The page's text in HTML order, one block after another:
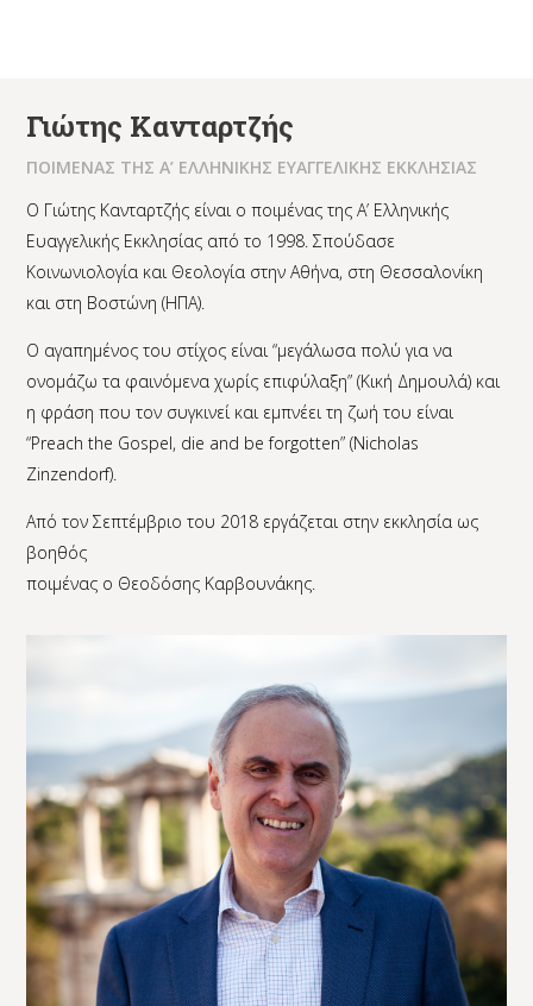
Γιώτης Κανταρτζής
ΠΟΙΜΕΝΑΣ ΤΗΣ Α’ ΕΛΛΗΝΙΚΗΣ ΕΥΑΓΓΕΛΙΚΗΣ ΕΚΚΛΗΣΙΑΣ
Ο Γιώτης Κανταρτζής είναι ο ποιμένας της Α’ Ελληνικής
Ευαγγελικής Εκκλησίας από το 1998. Σπούδασε
Κοινωνιολογία και Θεολογία στην Αθήνα, στη Θεσσαλονίκη
και στη Βοστώνη (ΗΠΑ).
Ο αγαπημένος του στίχος είναι “μεγάλωσα πολύ για να
ονομάζω τα φαινόμενα χωρίς επιφύλαξη” (Κική Δημουλά) και
η φράση που τον συγκινεί και εμπνέει τη ζωή του είναι
“Preach the Gospel, die and be forgotten” (Nicholas
Zinzendorf).
Από τον Σεπτέμβριο του 2018 εργάζεται στην εκκλησία ως
βοηθός
ποιμένας ο Θεοδόσης Καρβουνάκης.